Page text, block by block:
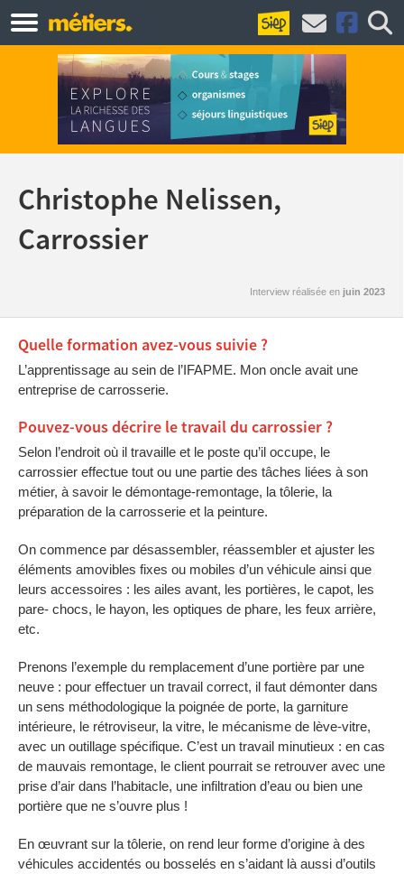
Christophe Nelissen,
Carrossier
Interview réalisée en juin 2023
Quelle formation avez-vous suivie ?
L’apprentissage au sein de l’IFAPME. Mon oncle avait une
entreprise de carrosserie.
Pouvez-vous décrire le travail du carrossier ?
Selon l’endroit où il travaille et le poste qu’il occupe, le
carrossier effectue tout ou une partie des tâches liées à son
métier, à savoir le démontage-remontage, la tôlerie, la
préparation de la carrosserie et la peinture.
On commence par désassembler, réassembler et ajuster les
éléments amovibles fixes ou mobiles d’un véhicule ainsi que
leurs accessoires : les ailes avant, les portières, le capot, les
pare- chocs, le hayon, les optiques de phare, les feux arrière,
etc.
Prenons l’exemple du remplacement d’une portière par une
neuve : pour effectuer un travail correct, il faut démonter dans
un sens méthodologique la poignée de porte, la garniture
intérieure, le rétroviseur, la vitre, le mécanisme de lève-vitre,
avec un outillage spécifique. C’est un travail minutieux : en cas
de mauvais remontage, le client pourrait se retrouver avec une
prise d’air dans l’habitacle, une infiltration d’eau ou bien une
portière que ne s’ouvre plus !
En œuvrant sur la tôlerie, on rend leur forme d’origine à des
véhicules accidentés ou bosselés en s’aidant là aussi d’outils